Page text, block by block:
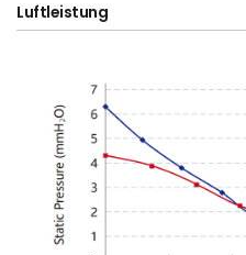
Luftleistung